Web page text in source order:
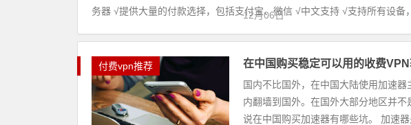
务器 √提供大量的付款选择，包括支付宝、微信 √中文支持 √支持所有设备
12月06日
付费vpn推荐 在中国购买稳定可以用的收费
国内不比国外，在中国大陆使用加速
内翻墙到国外。在国外大部分地区并
说在中国购买加速器有哪些坑。 加速器